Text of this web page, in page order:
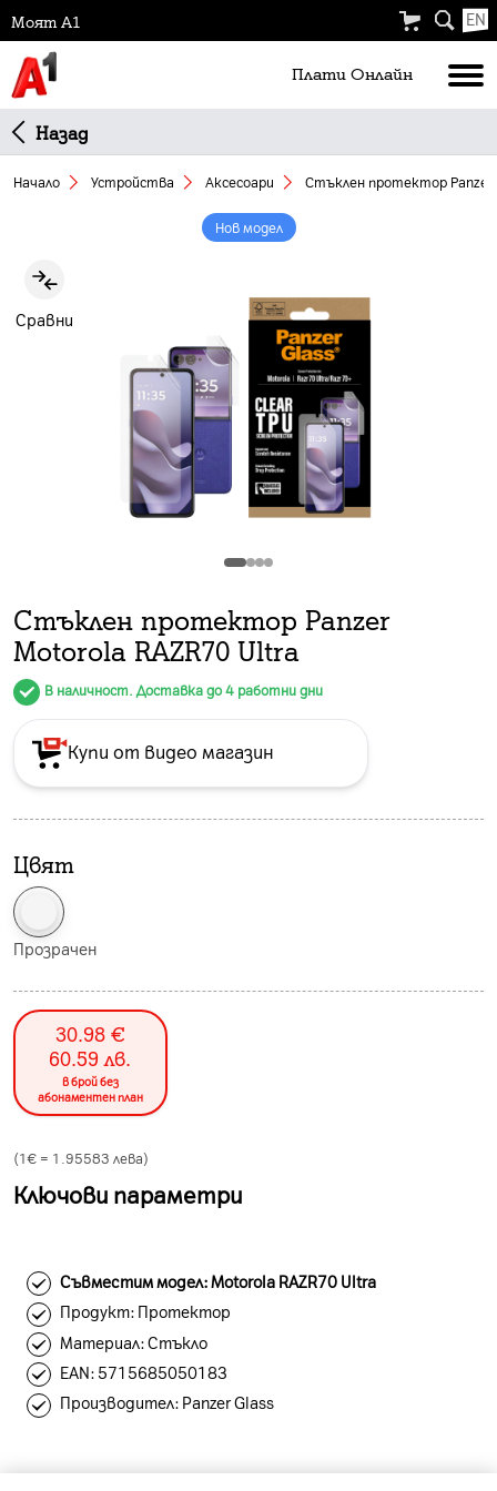
Моят А1 EN
Плати Oнлайн
Назад
Начало Устройства Аксесоари Стъклен протектор Panzer
Нов модел
Сравни
Стъклен протектор Panzer
Motorola RAZR70 Ultra
В наличност. Доставка до 4 работни дни
Купи от видео магазин
Цвят
Прозрачен
30.98 €
60.59 лв.
в брой без
абонаментен план
(1€ = 1.95583 лева)
Ключови параметри
Съвместим модел: Motorola RAZR70 Ultra
Продукт: Протектор
Материал: Стъкло
ЕAN: 5715685050183
Производител: Panzer Glass